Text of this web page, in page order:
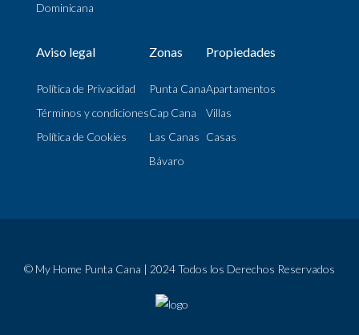
Dominicana
Aviso legal
Política de Privacidad
Términos y condiciones
Política de Cookies
Zonas
Punta Cana
Cap Cana
Las Canas
Bávaro
Propiedades
Apartamentos
Villas
Casas
© My Home Punta Cana | 2024 Todos los Derechos Reservados